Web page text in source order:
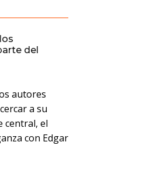
del
autores
a su
central, el
con Edgar